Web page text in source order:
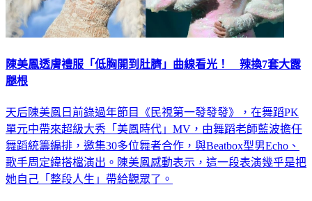
陳美鳳透膚禮服「低胸開到肚臍」曲線看光！ 辣換7套大露
腿根
天后陳美鳳日前錄過年節目《民視第一發發發》，在舞蹈PK
單元中帶來超級大秀「美鳳時代」MV，由舞蹈老師藍波擔任
舞蹈統籌編排，邀集30多位舞者合作，與Beatbox型男Echo、
歌手周定緯搭檔演出。陳美鳳感動表示，這一段表演幾乎是把
她自己「整段人生」帶給觀眾了。